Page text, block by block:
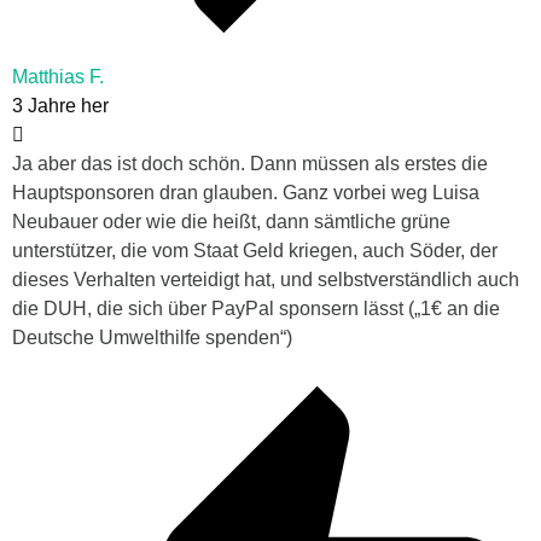
Matthias F.
3 Jahre her
Ja aber das ist doch schön. Dann müssen als erstes die
Hauptsponsoren dran glauben. Ganz vorbei weg Luisa
Neubauer oder wie die heißt, dann sämtliche grüne
unterstützer, die vom Staat Geld kriegen, auch Söder, der
dieses Verhalten verteidigt hat, und selbstverständlich auch
die DUH, die sich über PayPal sponsern lässt („1€ an die
Deutsche Umwelthilfe spenden“)